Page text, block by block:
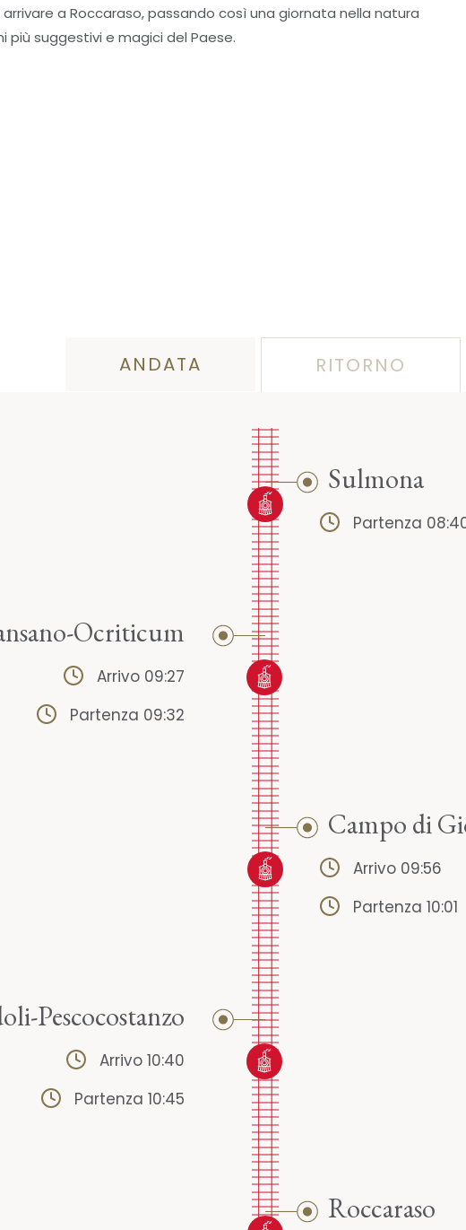
a Roccaraso, passando così una giornata nella natura
suggestivi e magici del Paese.
ANDATA RITORNO
Sulmona
Partenza
Ocriticum
Arrivo 09:27
Partenza 09:32
Campo di
Arrivo 09:56
Partenza 10:01
Pescocostanzo
Arrivo 10:40
Partenza 10:45
Roccaraso